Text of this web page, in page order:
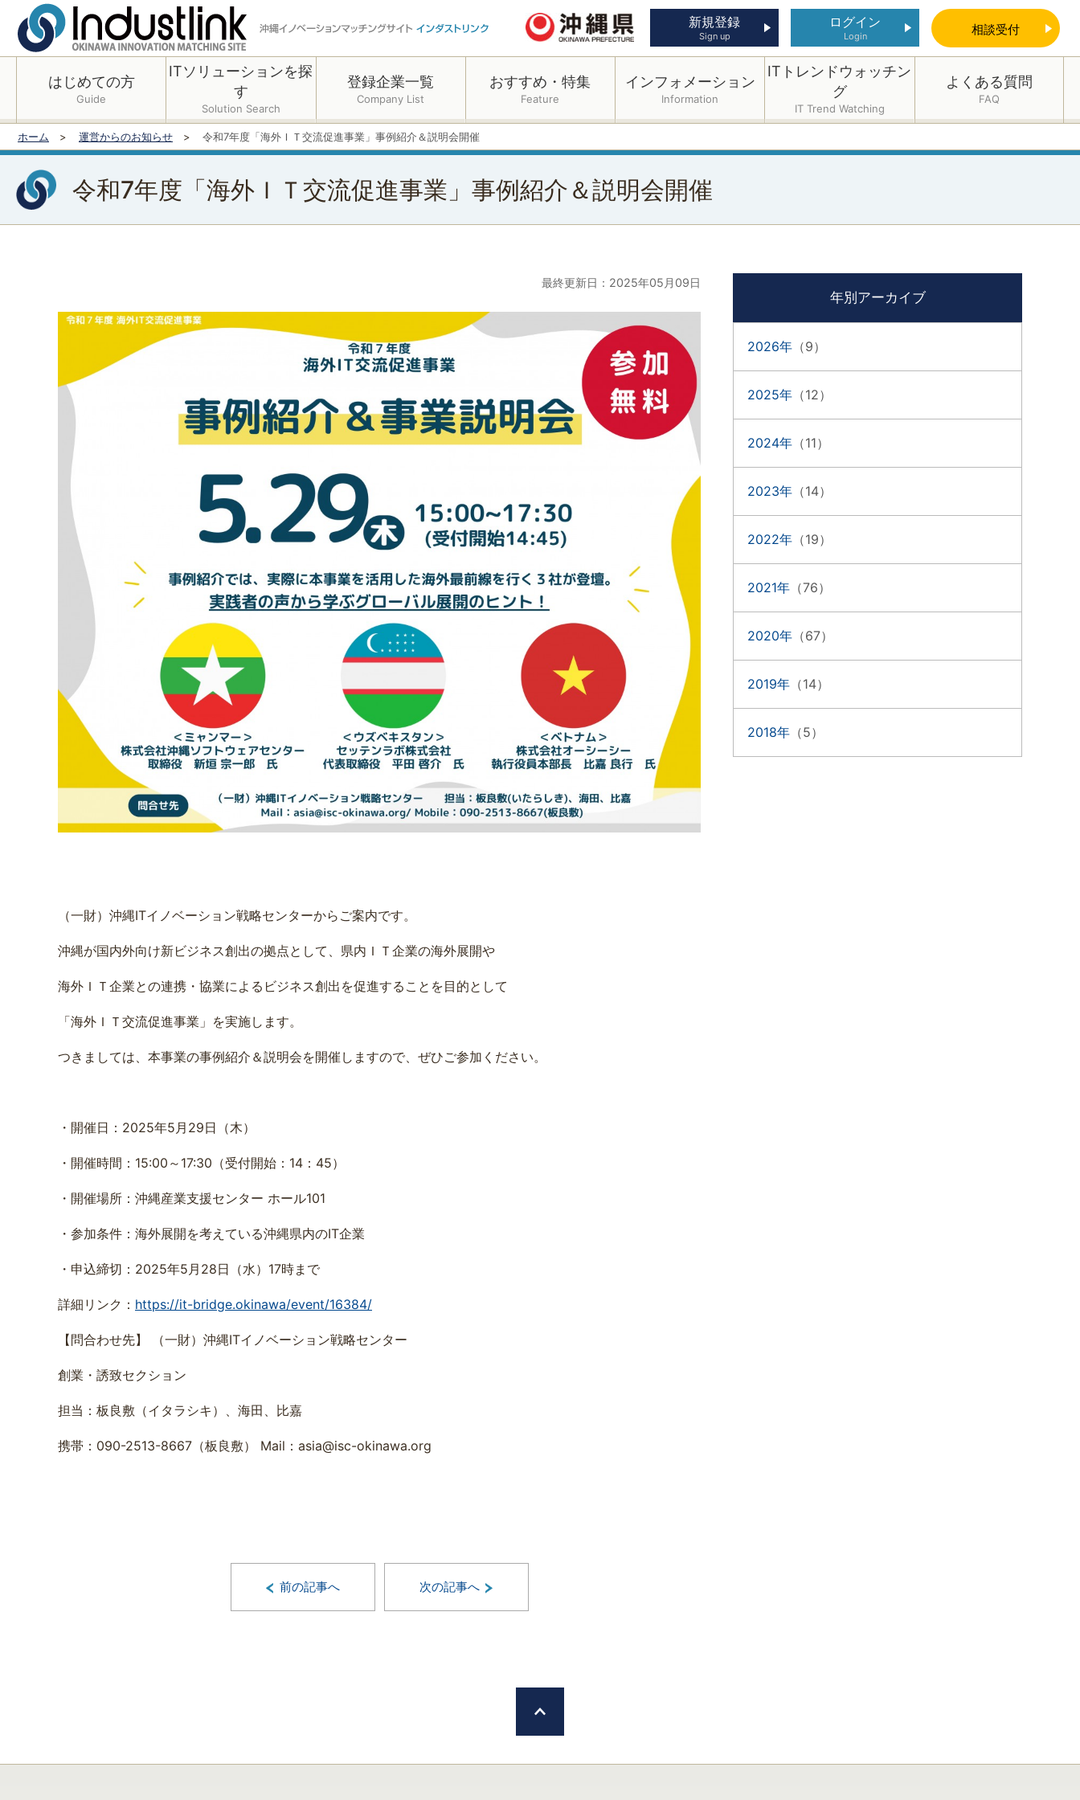
新規登録
Sign up
ログイン
Login 相談受付
はじめての方
Guide
ITソリューションを探
す
Solution Search
登録企業一覧
Company List
おすすめ・特集
Feature
インフォメーション
Information
ITトレンドウォッチン
グ
IT Trend Watching
よくある質問
FAQ
ホーム 運営からのお知らせ 令和7年度「海外ＩＴ交流促進事業」事例紹介＆説明会開催
令和7年度「海外ＩＴ交流促進事業」事例紹介＆説明会開催
最終更新日：2025年05月09日
（一財）沖縄ITイノベーション戦略センターからご案内です。
沖縄が国内外向け新ビジネス創出の拠点として、県内ＩＴ企業の海外展開や
海外ＩＴ企業との連携・協業によるビジネス創出を促進することを目的として
「海外ＩＴ交流促進事業」を実施します。
つきましては、本事業の事例紹介＆説明会を開催しますので、ぜひご参加ください。
・開催日：2025年5月29日（木）
・開催時間：15:00～17:30（受付開始：14：45）
・開催場所：沖縄産業支援センター ホール101
・参加条件：海外展開を考えている沖縄県内のIT企業
・申込締切：2025年5月28日（水）17時まで
詳細リンク： https://it-bridge.okinawa/event/16384/
【問合わせ先】 （一財）沖縄ITイノベーション戦略センター
創業・誘致セクション
担当：板良敷（イタラシキ）、海田、比嘉
携帯：090-2513-8667（板良敷） Mail：asia@isc-okinawa.org
前の記事へ 次の記事へ
年別アーカイブ
2026年 （9）
2025年 （12）
2024年 （11）
2023年 （14）
2022年 （19）
2021年 （76）
2020年 （67）
2019年 （14）
2018年 （5）